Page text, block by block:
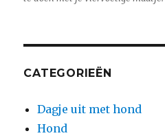
CATEGORIEËN
Dagje uit met hond
Hond